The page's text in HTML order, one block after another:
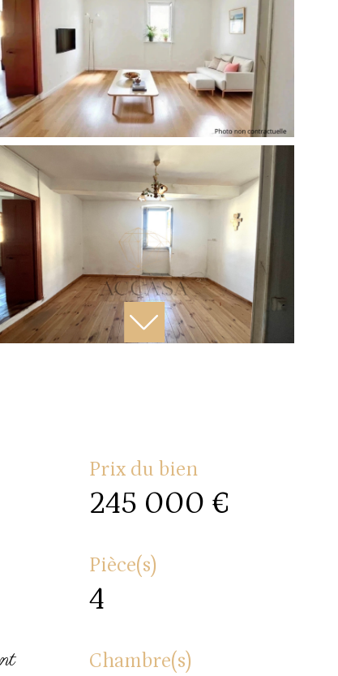
Prix du bien
245 000 €
Pièce(s)
4
Chambre(s)